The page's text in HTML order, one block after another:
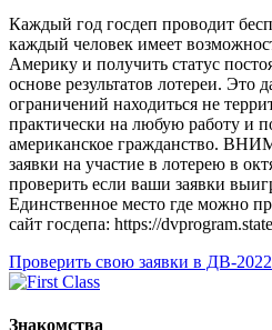
Каждый год госдеп проводит
каждый человек имеет
Америку и получить статус
основе результатов лотереи. Это
ограничений находиться не
практически на любую работу и
американское гражданство.
заявки на участие в лотерею в
проверить если ваши заявки
Единственное место где можно
сайт госдепа: https://
Проверить свою заявки в ДВ-2022
Знакомства